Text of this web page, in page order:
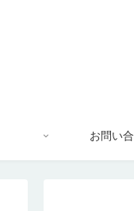
お問い